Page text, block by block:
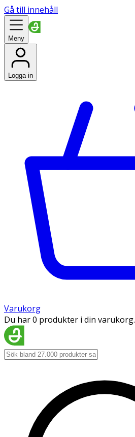
Gå till innehåll
Meny
Logga in
Varukorg
Du har 0 produkter i din varukorg.